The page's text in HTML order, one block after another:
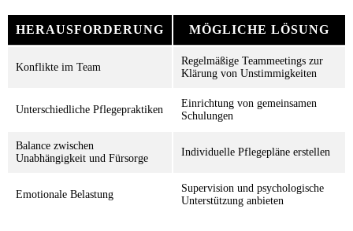
HERAUSFORDERUNG MÖGLICHE LÖSUNG
Konflikte im Team
Regelmäßige Teammeetings zur
Klärung von Unstimmigkeiten
Unterschiedliche Pflegepraktiken
Einrichtung von gemeinsamen
Schulungen
Balance zwischen
Unabhängigkeit und Fürsorge
Individuelle Pflegepläne erstellen
Emotionale Belastung
Supervision und psychologische
Unterstützung anbieten